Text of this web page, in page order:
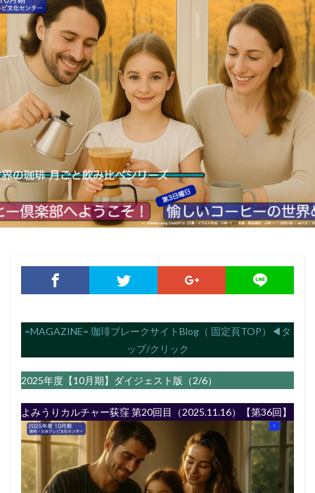
=MAGAZINE= 珈琲ブレークサイトBlog（ 固定頁TOP）◀︎タ
ップ/クリック
2025年度【10月期】ダイジェスト版（2/6）
よみうりカルチャー荻窪 第20回目（2025.11.16）【第36回】